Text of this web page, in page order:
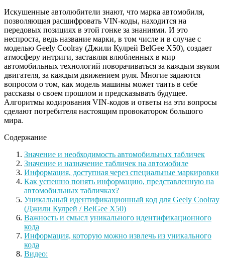
Искушенные автолюбители знают, что марка автомобиля,
позволяющая расшифровать VIN-коды, находится на
передовых позициях в этой гонке за знаниями. И это
неспроста, ведь название марки, в том числе и в случае с
моделью Geely Coolray (Джили Кулрей BelGee X50), создает
атмосферу интриги, заставляя влюбленных в мир
автомобильных технологий поворачиваться за каждым звуком
двигателя, за каждым движением руля. Многие задаются
вопросом о том, как модель машины может таить в себе
рассказы о своем прошлом и предсказывать будущее.
Алгоритмы кодирования VIN-кодов и ответы на эти вопросы
сделают потребителя настоящим провокатором большого
мира.
Содержание
Значение и необходимость автомобильных табличек
Значение и назначение табличек на автомобиле
Информация, доступная через специальные маркировки
Как успешно понять информацию, представленную на
автомобильных табличках?
Уникальный идентификационный код для Geely Coolray
(Джили Кулрей / BelGee X50)
Важность и смысл уникального идентификационного
кода
Информация, которую можно извлечь из уникального
кода
Видео: